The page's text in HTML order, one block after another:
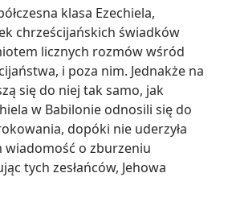
klasa Ezechiela,
chrześcijańskich świadków
licznych rozmów wśród
i poza nim. Jednakże na
się do niej tak samo, jak
w Babilonie odnosili się do
dopóki nie uderzyła
wiadomość o zburzeniu
tych zesłańców, Jehowa